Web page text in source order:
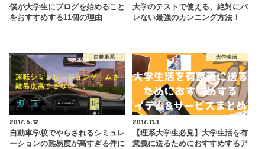
僕が大学生にブログを始めること
をおすすめする11個の理由
大学のテストで使える、絶対にバ
レない最強のカンニング方法！
自動車系
2017.5.12
自動車学校でやらされるシミュレ
ーションの難易度が高すぎる件に
大学生活
2017.11.1
【理系大学生必見】大学生活を有
意義に送るためにおすすめするア